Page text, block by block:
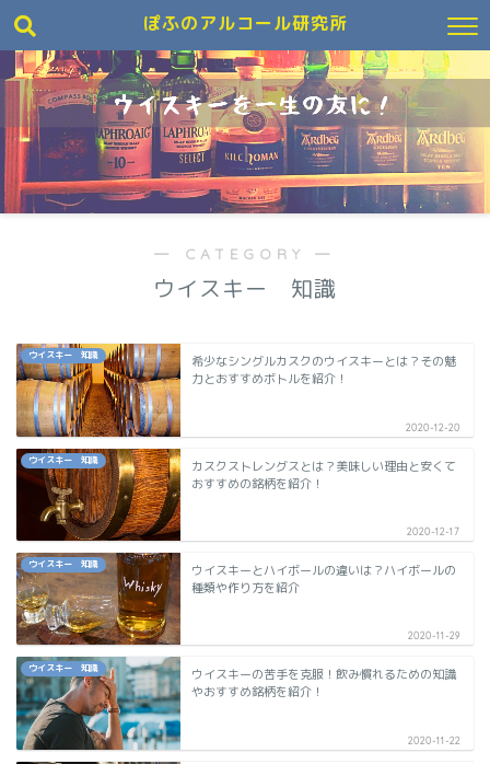
ぽふのアルコール研究所
― CATEGORY ―
ウイスキー 知識
ウイスキー 知識
希少なシングルカスクのウイスキーとは？その魅
力とおすすめボトルを紹介！
2020-12-20
ウイスキー 知識
カスクストレングスとは？美味しい理由と安くて
おすすめの銘柄を紹介！
2020-12-17
ウイスキー 知識
ウイスキーとハイボールの違いは？ハイボールの
種類や作り方を紹介
2020-11-29
ウイスキー 知識
ウイスキーの苦手を克服！飲み慣れるための知識
やおすすめ銘柄を紹介！
2020-11-22